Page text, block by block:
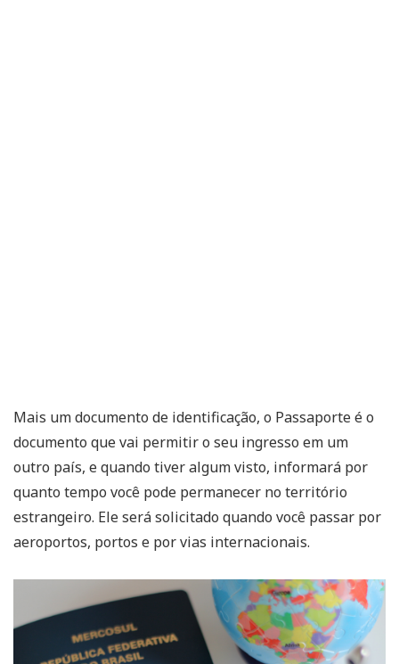
Mais um documento de identificação, o Passaporte é o
documento que vai permitir o seu ingresso em um
outro país, e quando tiver algum visto, informará por
quanto tempo você pode permanecer no território
estrangeiro. Ele será solicitado quando você passar por
aeroportos, portos e por vias internacionais.